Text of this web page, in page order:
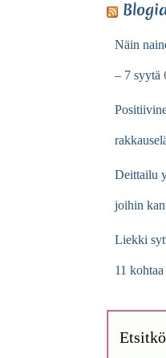
Näin
– 7 syytä
Deittailu
joihin
Liekki
11 kohtaa